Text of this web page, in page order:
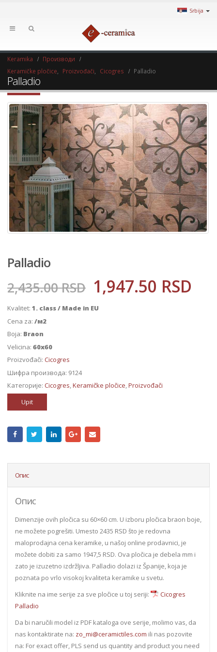
Srbija
Keramika
Производи
Keramičke pločice
Proizvođači Cicogres Palladio
Palladio
Palladio
2,435.00RSD 1,947.50 RSD
Kvalitet: 1. class / Made in EU
Cena za: /м2
Boja: Braon
Velicina: 60x60
Proizvođači: Cicogres
Шифра производа: 9124
Категорије: Cicogres,Keramičke pločice,Proizvođači
Upit
Опис
Опис
Dimenzije ovih pločica su 60×60 cm. U izboru pločica braon boje,
ne možete pogrešiti. Umesto 2435 RSD što je redovna
maloprodajna cena keramike, u našoj online prodavnici, je
možete dobiti za samo 1947,5 RSD. Ova pločica je debela mm i
zato je izuzetno izdržljiva. Palladio dolazi iz Španije, koja je
poznata po vrlo visokoj kvaliteta keramike u svetu.
Kliknite na ime serije za sve pločice u toj seriji:
Cicogres
Palladio
Da bi naručili model iz PDF kataloga ove serije, molimo vas, da
nas kontaktirate na: zo_mi@ceramictiles.com ili nas pozovite
na: For exact offer, PLS send us quantity and product you need